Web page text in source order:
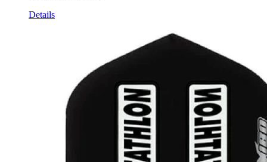
Details